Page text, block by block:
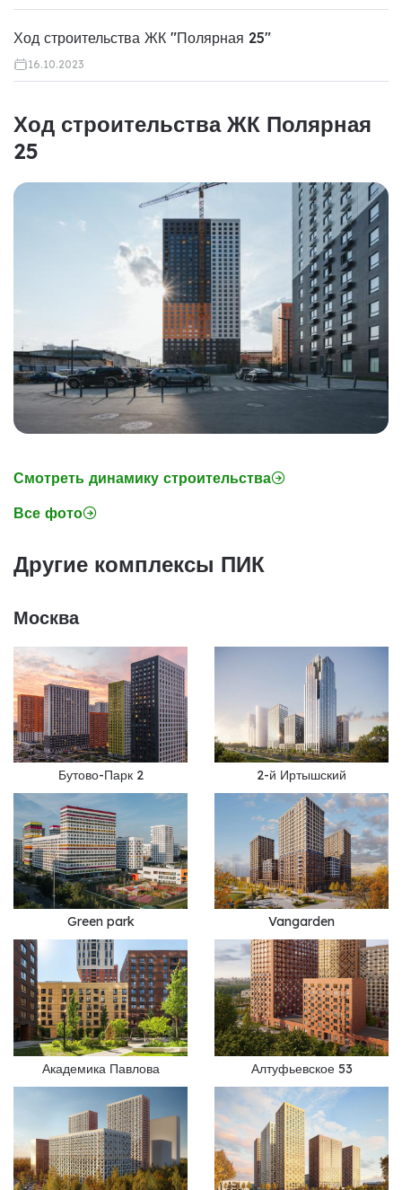
Ход строительства ЖК "Полярная 25"
16.10.2023
Ход строительства ЖК Полярная
25
Смотреть динамику строительства
Все фото
Другие комплексы ПИК
Москва
Бутово-Парк 2 2-й Иртышский
Green park Vangarden
Академика Павлова Алтуфьевское 53